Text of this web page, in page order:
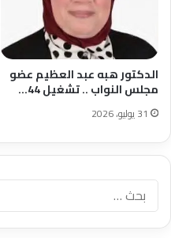
الدكتور هبه عبد العظيم عضو
مجلس النواب .. تشغيل 44…
31 يوليو، 2026